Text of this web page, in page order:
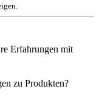
Erfahrungen mit
zu Produkten?